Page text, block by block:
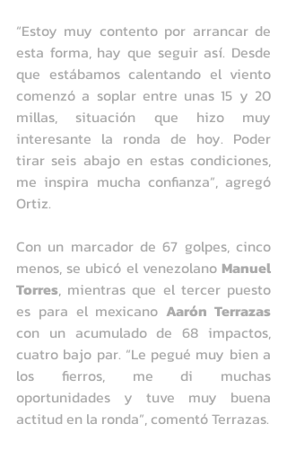
“Estoy muy contento por arrancar de
esta forma, hay que seguir así. Desde
que estábamos calentando el viento
comenzó a soplar entre unas 15 y 20
millas, situación que hizo muy
interesante la ronda de hoy. Poder
tirar seis abajo en estas condiciones,
me inspira mucha confianza”, agregó
Ortiz.
Con un marcador de 67 golpes, cinco
menos, se ubicó el venezolano Manuel
Torres, mientras que el tercer puesto
es para el mexicano Aarón Terrazas
con un acumulado de 68 impactos,
cuatro bajo par. “Le pegué muy bien a
los fierros, me di muchas
oportunidades y tuve muy buena
actitud en la ronda”, comentó Terrazas.